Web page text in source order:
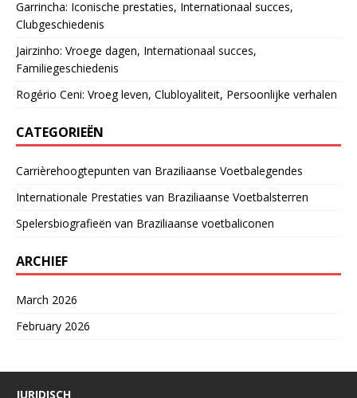
Garrincha: Iconische prestaties, Internationaal succes,
Clubgeschiedenis
Jairzinho: Vroege dagen, Internationaal succes,
Familiegeschiedenis
Rogério Ceni: Vroeg leven, Clubloyaliteit, Persoonlijke verhalen
CATEGORIEËN
Carrièrehoogtepunten van Braziliaanse Voetbalegendes
Internationale Prestaties van Braziliaanse Voetbalsterren
Spelersbiografieën van Braziliaanse voetbaliconen
ARCHIEF
March 2026
February 2026
JURIDISCH